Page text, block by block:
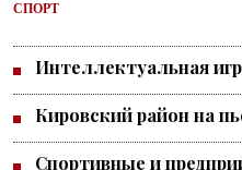
СПОРТ
Интеллектуальная
Кировский район на
Спортивные и